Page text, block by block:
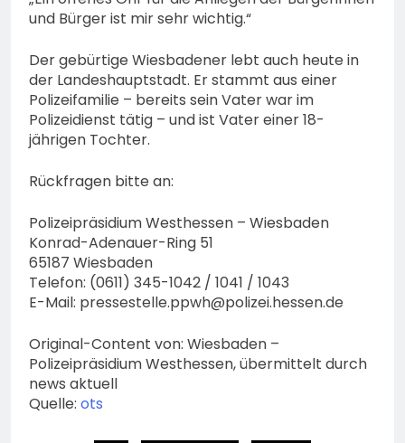
und Bürger ist mir sehr wichtig.“
Der gebürtige Wiesbadener lebt auch heute in
der Landeshauptstadt. Er stammt aus einer
Polizeifamilie – bereits sein Vater war im
Polizeidienst tätig – und ist Vater einer 18-
jährigen Tochter.
Rückfragen bitte an:
Polizeipräsidium Westhessen – Wiesbaden
Konrad-Adenauer-Ring 51
65187 Wiesbaden
Telefon: (0611) 345-1042 / 1041 / 1043
E-Mail: pressestelle.ppwh@polizei.hessen.de
Original-Content von: Wiesbaden –
Polizeipräsidium Westhessen, übermittelt durch
news aktuell
Quelle: ots